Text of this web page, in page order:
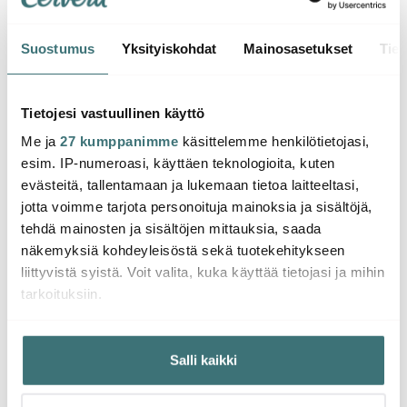
Suostumus Yksityiskohdat Mainosasetukset
Tietojesi vastuullinen käyttö
Me ja 27 kumppanimme käsittelemme henkilötietojasi,
esim. IP-numeroasi, käyttäen teknologioita, kuten
evästeitä, tallentamaan ja lukemaan tietoa laitteeltasi,
jotta voimme tarjota personoituja mainoksia ja sisältöjä,
tehdä mainosten ja sisältöjen mittauksia, saada
näkemyksiä kohdeyleisöstä sekä tuotekehitykseen
liittyvistä syistä. Voit valita, kuka käyttää tietojasi ja mihin
tarkoituksiin.
Jos sallit, haluamme myös tehdä seuraavia:
Kerätä tietoja maantieteellisestä sijainnistasi,
mahdollisesti muutaman metrin tarkkuudella
Salli kaikki
White Fluted Half Lace
30.35 € 49.00 €
Saatavilla
White Fluted Half Lace
33.43 € 54.00 €
Saatavilla
Saatat pitää myös näistä